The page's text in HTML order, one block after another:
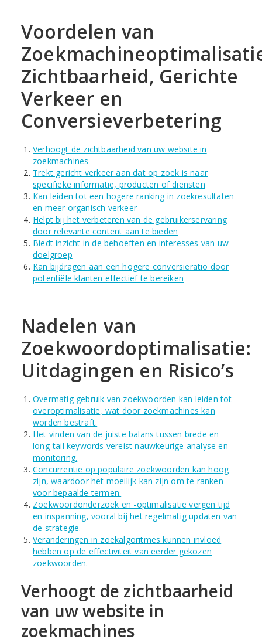
Voordelen van
Zichtbaarheid, Gerichte
Verkeer en
Conversieverbetering
Verhoogt de zichtbaarheid van uw website in
zoekmachines
Trekt gericht verkeer aan dat op zoek is naar
specifieke informatie, producten of diensten
Kan leiden tot een hogere ranking in zoekresultaten
en meer organisch verkeer
Helpt bij het verbeteren van de gebruikerservaring
door relevante content aan te bieden
Biedt inzicht in de behoeften en interesses van uw
doelgroep
Kan bijdragen aan een hogere conversieratio door
potentiële klanten effectief te bereiken
Nadelen van
Zoekwoordoptimalisatie:
Uitdagingen en Risico’s
Overmatig gebruik van zoekwoorden kan leiden tot
overoptimalisatie, wat door zoekmachines kan
worden bestraft.
Het vinden van de juiste balans tussen brede en
long-tail keywords vereist nauwkeurige analyse en
monitoring.
Concurrentie op populaire zoekwoorden kan hoog
zijn, waardoor het moeilijk kan zijn om te ranken
voor bepaalde termen.
Zoekwoordonderzoek en -optimalisatie vergen tijd
en inspanning, vooral bij het regelmatig updaten van
de strategie.
Veranderingen in zoekalgoritmes kunnen invloed
hebben op de effectiviteit van eerder gekozen
zoekwoorden.
Verhoogt de zichtbaarheid
van uw website in
zoekmachines